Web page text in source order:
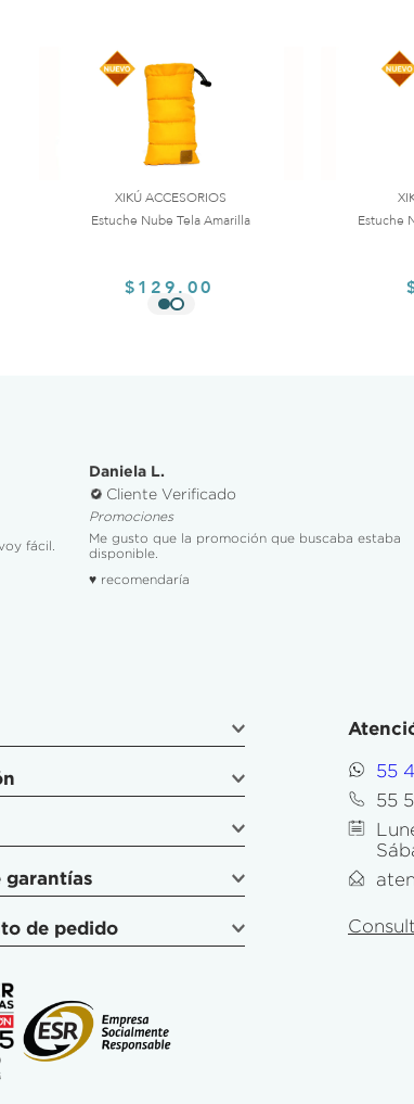
XIKÚ ACCESORIOS
Estuche Nube Tela Amarilla
$129.00
Estuche
fácil.
Daniela L.
Cliente Verificado
Promociones
Me gusto que la promoción que buscaba estaba
disponible.
♥ recomendaría
garantías
de pedido
55
55